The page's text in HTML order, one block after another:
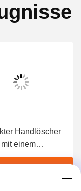
Handlöscher
einem
von 4 kg und